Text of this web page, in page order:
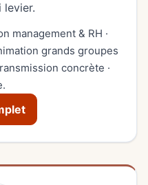
levier.
management & RH ·
grands groupes
concrète ·